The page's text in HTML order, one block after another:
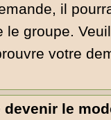
il
le groupe.
votre
devenir le